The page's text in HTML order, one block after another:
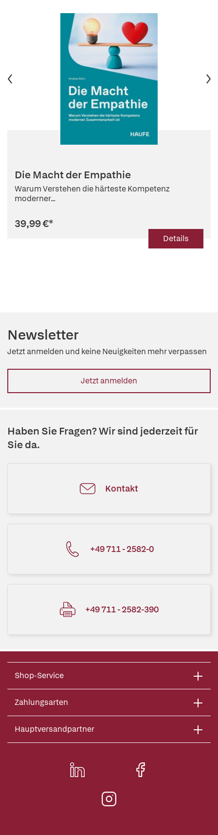
Die Macht der Empathie
Warum Verstehen die härteste Kompetenz
moderner...
39,99 €*
Details
Newsletter
Jetzt anmelden und keine Neuigkeiten mehr verpassen
Jetzt anmelden
Haben Sie Fragen? Wir sind jederzeit für
Sie da.
Kontakt
+49 711 - 2582-0
+49 711 - 2582-390
Shop-Service
Zahlungsarten
Hauptversandpartner